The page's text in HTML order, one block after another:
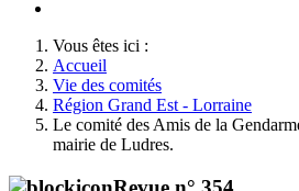
Vous êtes ici :
Accueil
Vie des comités
Région Grand Est - Lorraine
Le comité des Amis de la
mairie de Ludres.